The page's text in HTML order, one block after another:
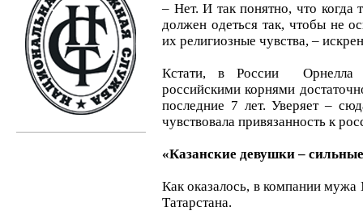
– Нет. И так понятно, что
должен одеться так, чтобы не
их религиозные чувства, –
Кстати, в России Орнелла
российскими корнями
последние 7 лет. Уверяет –
чувствовала привязанность к
«Казанские девушки –
Как оказалось, в компании мужа
Татарстана.